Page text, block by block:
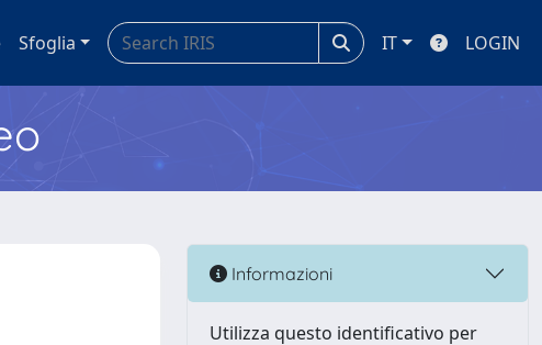
Sfoglia IT LOGIN
Informazioni
Utilizza questo identificativo per